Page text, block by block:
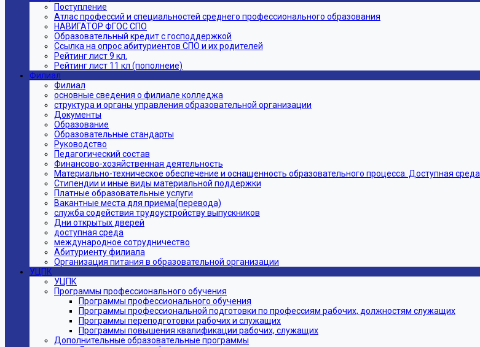
Поступление
Атлас профессий и специальностей среднего профессионального образования
НАВИГАТОР ФГОС СПО
Образовательный кредит с господдержкой
Ссылка на опрос абитуриентов СПО и их родителей
Рейтинг лист 9 кл.
Рейтинг лист 11 кл (пополнеие)
Филиал
Филиал
основные сведения о филиале колледжа
структура и органы управления образовательной организации
Документы
Образование
Образовательные стандарты
Руководство
Педагогический состав
Финансово-хозяйственная деятельность
Материально-техническое обеспечение и оснащенность образовательного процесса. Доступная среда
Стипендии и иные виды материальной поддержки
Платные образовательные услуги
Вакантные места для приема(перевода)
служба содействия трудоустройству выпускников
Дни открытых дверей
доступная среда
международное сотрудничество
Абитуриенту филиала
Организация питания в образовательной организации
УЦПК
УЦПК
Программы профессионального обучения
Программы профессионального обучения
Программы профессиональной подготовки по профессиям рабочих, должностям служащих
Программы переподготовки рабочих и служащих
Программы повышения квалификации рабочих, служащих
Дополнительные образовательные программы